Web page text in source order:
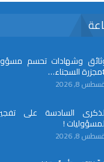
وشهادات تحسم
السجناء…
8, 2026
السادسة على تفجير
!
8, 2026